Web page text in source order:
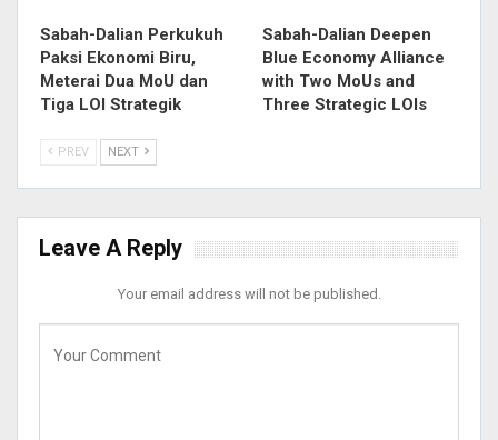
Sabah-Dalian Perkukuh
Paksi Ekonomi Biru,
Meterai Dua MoU dan
Tiga LOI Strategik
Sabah-Dalian Deepen
Blue Economy Alliance
with Two MoUs and
Three Strategic LOIs
PREV NEXT
Leave A Reply
Your email address will not be published.